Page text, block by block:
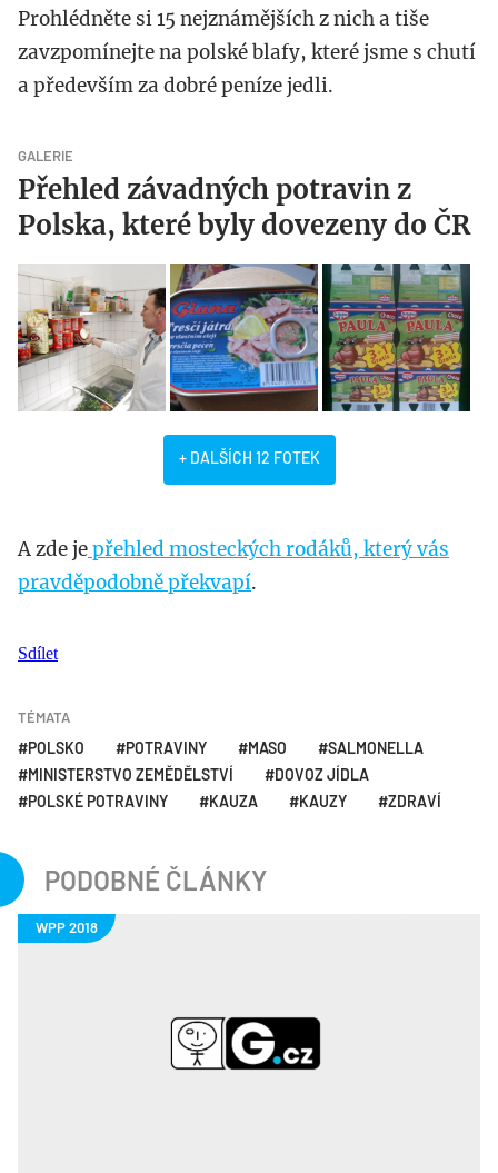
Prohlédněte si 15 nejznámějších z nich a tiše
zavzpomínejte na polské blafy, které jsme s chutí
a především za dobré peníze jedli.
GALERIE
Přehled závadných potravin z
Polska, které byly dovezeny do ČR
+ DALŠÍCH 12 FOTEK
A zde jepřehled mosteckých rodáků, který vás
pravděpodobně překvapí.
Sdílet
TÉMATA
POLSKO POTRAVINY MASO
SALMONELLA
MINISTERSTVO ZEMĚDĚLSTVÍ
DOVOZ JÍDLA
POLSKÉ POTRAVINY
KAUZA KAUZY ZDRAVÍ
PODOBNÉ ČLÁNKY